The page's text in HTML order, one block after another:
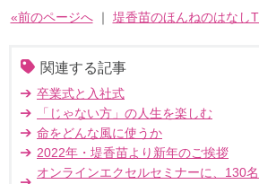
«前のページへ｜ 堤香苗のほんねのはなし
関連する記事
卒業式と入社式
「じゃない方」の人生を楽しむ
命をどんな風に使うか
2022年・堤香苗より新年のご挨拶
オンラインエクセルセミナーに、130